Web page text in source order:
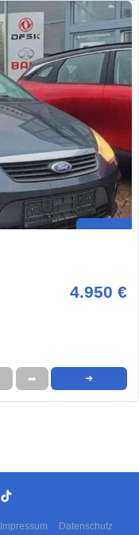
4.950 €
➦ ➜
Impressum Datenschutz